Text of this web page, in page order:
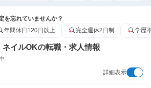
を忘れていませんか？
年間休日120日以上 完全週休2日制 学歴
イルOKの転職・求人情報
詳細表示